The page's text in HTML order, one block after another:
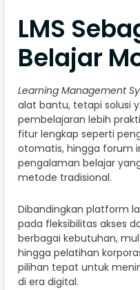
LMS
Belajar
Learning Management
alat bantu, tetapi solusi
pembelajaran lebih
fitur lengkap seperti
otomatis, hingga forum
pengalaman belajar
metode tradisional.
Dibandingkan platform
pada fleksibilitas akses
berbagai kebutuhan,
hingga pelatihan
pilihan tepat untuk
di era digital.